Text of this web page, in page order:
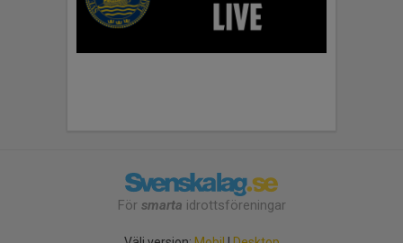
För smarta idrottsföreningar